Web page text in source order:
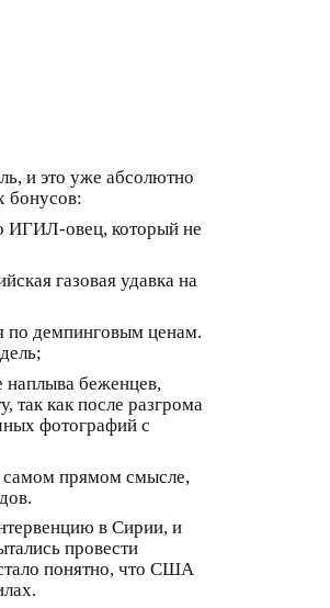
и это уже абсолютно
бонусов:
ИГИЛ-овец, который не
газовая удавка на
по демпинговым ценам.
наплыва беженцев,
как после разгрома
фотографий с
самом прямом смысле,
в Сирии, и
провести
понятно, что США